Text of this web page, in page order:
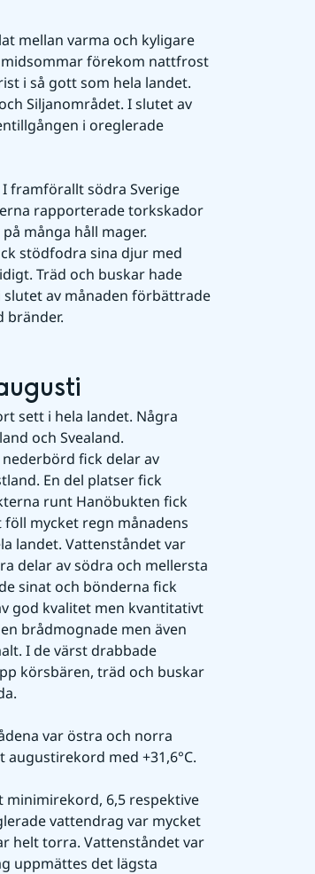
mellan varma och kyligare
förekom nattfrost
i så gott som hela landet.
Siljanområdet. I slutet av
i oreglerade
framförallt södra Sverige
rapporterade torkskador
många håll mager.
stödfodra sina djur med
Träd och buskar hade
av månaden förbättrade
bränder.
sett i hela landet. Några
och Svealand.
fick delar av
En del platser fick
runt Hanöbukten fick
föll mycket regn månadens
landet. Vattenståndet var
delar av södra och mellersta
sinat och bönderna fick
god kvalitet men kvantitativt
brådmognade men även
I de värst drabbade
körsbären, träd och buskar
var östra och norra
med +31,6°C.
minimirekord, 6,5 respektive
vattendrag var mycket
helt torra. Vattenståndet var
uppmättes det lägsta